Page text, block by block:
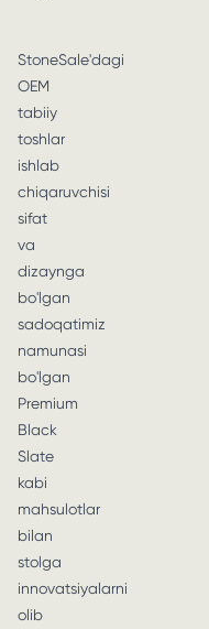
StoneSale'dagi
OEM
tabiiy
toshlar
ishlab
chiqaruvchisi
sifat
va
dizaynga
bo'lgan
sadoqatimiz
namunasi
bo'lgan
Premium
Black
Slate
kabi
mahsulotlar
bilan
stolga
innovatsiyalarni
olib